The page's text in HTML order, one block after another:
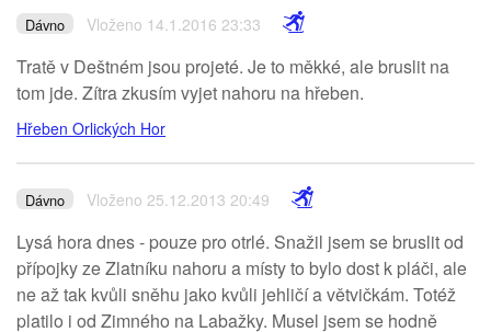
Dávno Vloženo 14.1.2016 23:33
Tratě v Deštném jsou projeté. Je to měkké, ale bruslit na
tom jde. Zítra zkusím vyjet nahoru na hřeben.
Hřeben Orlických Hor
Dávno Vloženo 25.12.2013 20:49
Lysá hora dnes - pouze pro otrlé. Snažil jsem se bruslit od
přípojky ze Zlatníku nahoru a místy to bylo dost k pláči, ale
ne až tak kvůli sněhu jako kvůli jehličí a větvičkám. Totéž
platilo i od Zimného na Labažky. Musel jsem se hodně